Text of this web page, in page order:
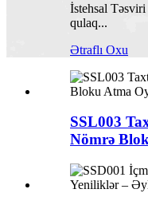
İstehsal Təsviri
qulaq...
Ətraflı Oxu
SSL003
Nömrə